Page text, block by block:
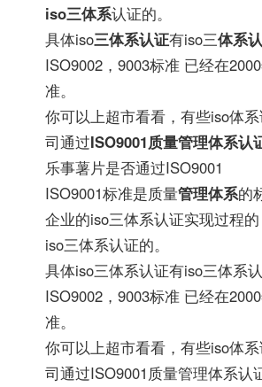
iso三体系认证的。
具体iso三体系认证有iso三体系
ISO9002，9003标准 已经在
准。
你可以上超市看看，有些iso体
司通过ISO9001质量管理体系认
乐事薯片是否通过ISO9001
ISO9001标准是质量管理体系的
企业的iso三体系认证实现过程
iso三体系认证的。
具体iso三体系认证有iso三体系认
ISO9002，9003标准 已经在
准。
你可以上超市看看，有些iso体
司通过ISO9001质量管理体系认